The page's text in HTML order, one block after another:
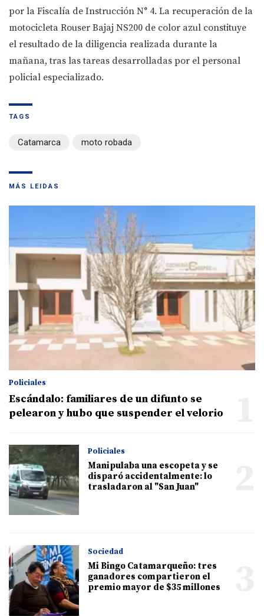
por la Fiscalía de Instrucción N° 4. La recuperación de la
motocicleta Rouser Bajaj NS200 de color azul constituye
el resultado de la diligencia realizada durante la
mañana, tras las tareas desarrolladas por el personal
policial especializado.
TAGS
Catamarca moto robada
MÁS LEIDAS
Policiales
Escándalo: familiares de un difunto se
pelearon y hubo que suspender el velorio
Policiales
Manipulaba una escopeta y se
disparó accidentalmente: lo
trasladaron al "San Juan"
Sociedad
Mi Bingo Catamarqueño: tres
ganadores compartieron el
premio mayor de $35 millones